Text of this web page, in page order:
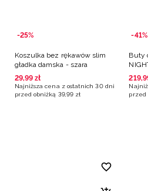
-25%
Koszulka bez rękawów slim
gładka damska - szara
29,99 zł
Najniższa cena z ostatnich 30 dni
przed obniżką 39,99 zł
-41%
Buty
219,
przed